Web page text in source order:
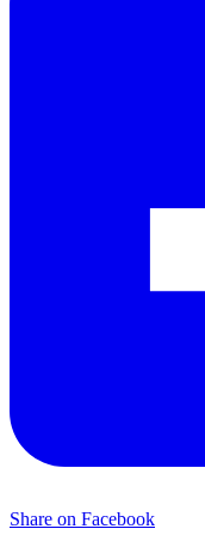
Share on Facebook